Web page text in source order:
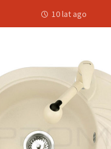
10 lat ago